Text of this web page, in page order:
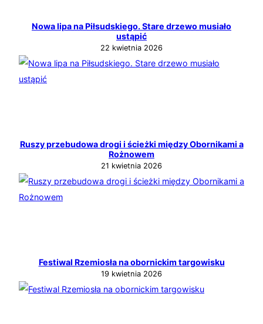
Nowa lipa na Piłsudskiego. Stare drzewo musiało
ustąpić
22 kwietnia 2026
Ruszy przebudowa drogi i ścieżki między Obornikami a
Rożnowem
21 kwietnia 2026
Festiwal Rzemiosła na obornickim targowisku
19 kwietnia 2026